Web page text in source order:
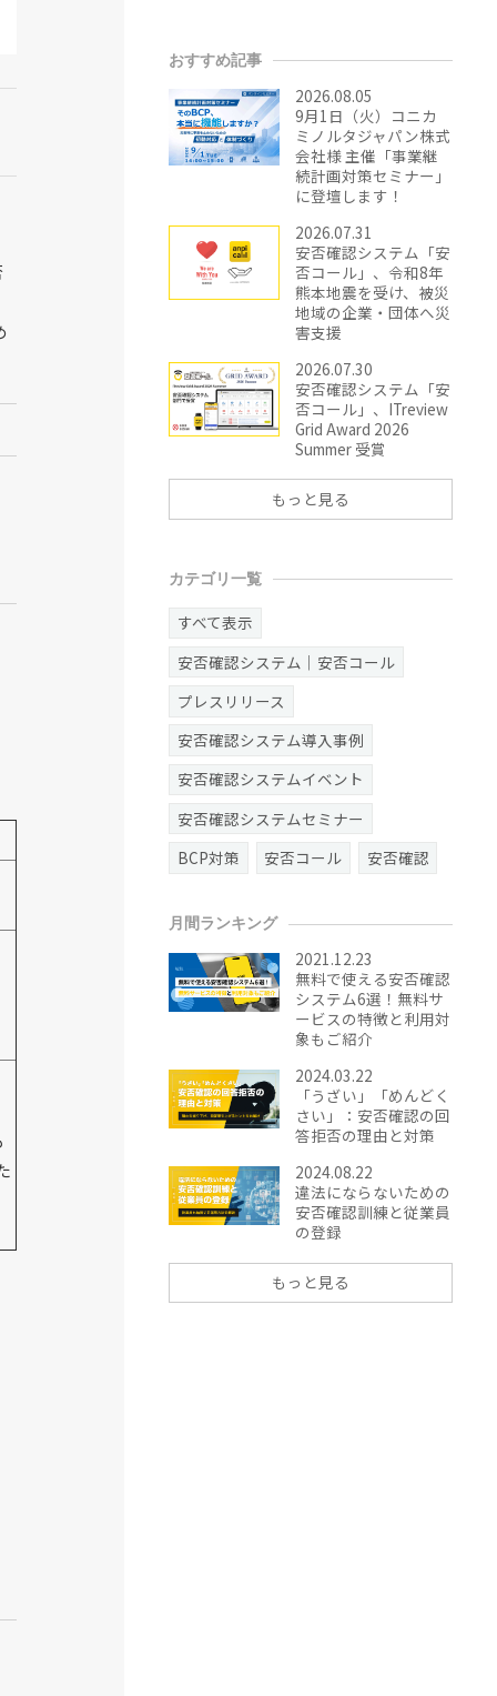
おすすめ記事
2026.08.05
9月1日（火）コニカ
ミノルタジャパン株式
会社様 主催「事業継
続計画対策セミナー」
に登壇します！
2026.07.31
安否確認システム「安
否コール」、令和8年
熊本地震を受け、被災
地域の企業・団体へ災
害支援
2026.07.30
安否確認システム「安
否コール」、ITreview
Grid Award 2026
Summer 受賞
もっと見る
カテゴリ一覧
すべて表示
安否確認システム｜安否コール
プレスリリース
安否確認システム導入事例
安否確認システムイベント
安否確認システムセミナー
BCP対策
安否コール 安否確認
月間ランキング
2021.12.23
無料で使える安否確認
システム6選！無料サ
ービスの特徴と利用対
象もご紹介
2024.03.22
「うざい」「めんどく
さい」：安否確認の回
答拒否の理由と対策
2024.08.22
違法にならないための
安否確認訓練と従業員
の登録
もっと見る